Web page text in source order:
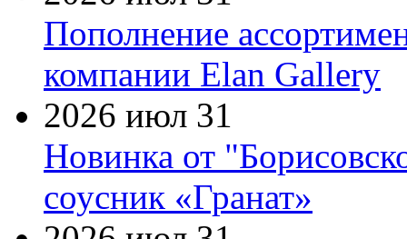
Пополнение
компании Elan Gallery
2026 июл 31
Новинка от
соусник «Гранат»